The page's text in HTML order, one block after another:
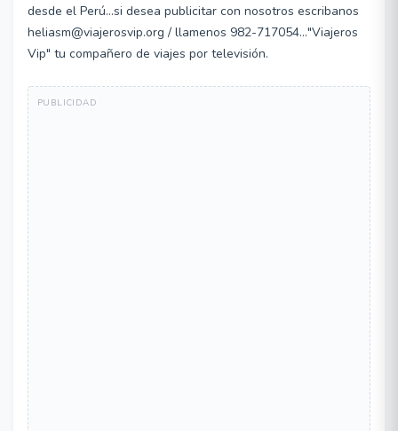
desde el Perú...si desea publicitar con nosotros escribanos
heliasm@viajerosvip.org / llamenos 982-717054..."Viajeros
Vip" tu compañero de viajes por televisión.